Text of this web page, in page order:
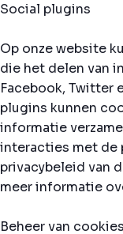
Social plugins
Op onze website
die het delen van
Facebook, Twitter
plugins kunnen
informatie
interacties met de
privacybeleid van
meer informatie
Beheer van cookies